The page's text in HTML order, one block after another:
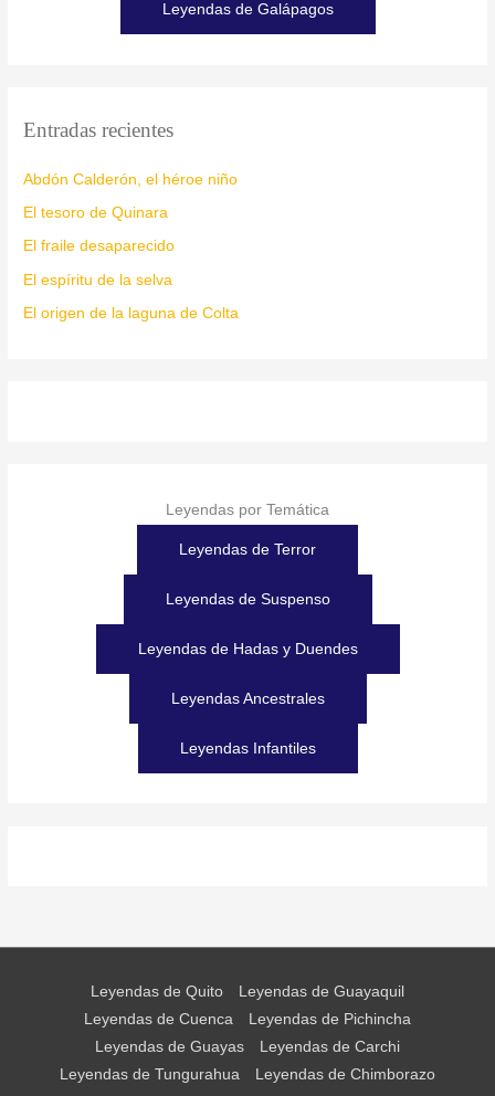
Leyendas de Galápagos
Entradas recientes
Abdón Calderón, el héroe niño
El tesoro de Quinara
El fraile desaparecido
El espíritu de la selva
El origen de la laguna de Colta
Leyendas por Temática
Leyendas de Terror
Leyendas de Suspenso
Leyendas de Hadas y Duendes
Leyendas Ancestrales
Leyendas Infantiles
Leyendas de Quito
Leyendas de Guayaquil
Leyendas de Cuenca
Leyendas de Pichincha
Leyendas de Guayas
Leyendas de Carchi
Leyendas de Tungurahua
Leyendas de Chimborazo